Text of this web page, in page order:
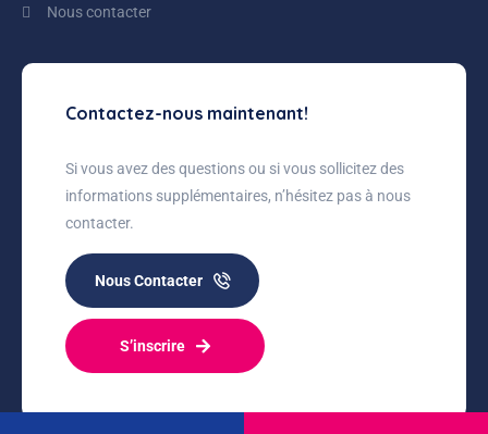
Nous contacter
Contactez-nous maintenant!
Si vous avez des questions ou si vous sollicitez des
informations supplémentaires, n’hésitez pas à nous
contacter.
Nous Contacter
S’inscrire